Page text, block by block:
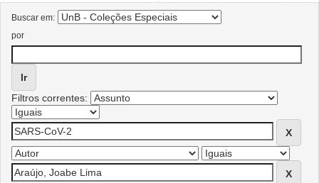
Buscar em:
por
Filtros correntes: